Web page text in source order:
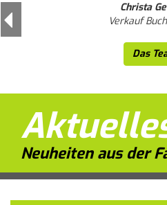
Christa
Verkauf
Previous
Das
Neuheiten aus der